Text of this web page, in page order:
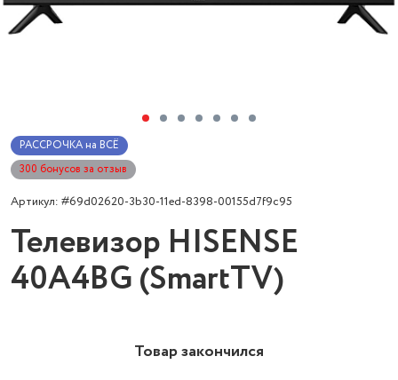
РАССРОЧКА на ВСЁ
300 бонусов за отзыв
Артикул: #69d02620-3b30-11ed-8398-00155d7f9c95
Телевизор HISENSE
40A4BG (SmartTV)
Товар закончился